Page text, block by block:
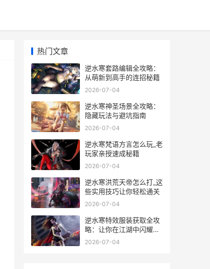
热门文章
逆水寒套路编辑全攻略：
从萌新到高手的连招秘籍
2026-07-04
逆水寒神圣场景全攻略：
隐藏玩法与避坑指南
2026-07-04
逆水寒梵语方言怎么玩_老
玩家亲授速成秘籍
2026-07-04
逆水寒洪荒天帝怎么打_这
些实用技巧让你轻松通关
2026-07-04
逆水寒特效服装获取全攻
略：让你在江湖中闪耀全
场
2026-07-04